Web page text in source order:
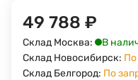
49 788 ₽
Склад Москва:
В
Склад Новосибирск: По
Склад Белгород: По